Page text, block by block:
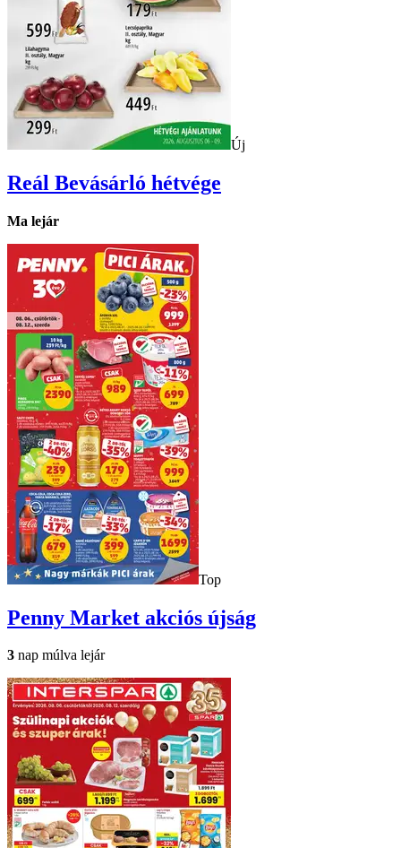
Új
Reál Bevásárló hétvége
Ma lejár
Top
Penny Market akciós újság
3 nap múlva lejár